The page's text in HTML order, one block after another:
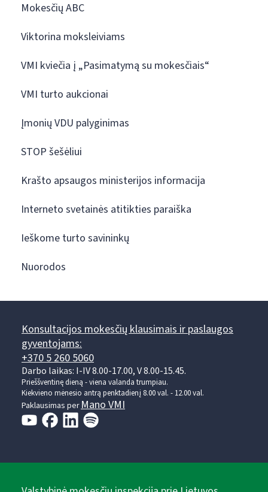
Mokesčių ABC
Viktorina moksleiviams
VMI kviečia į „Pasimatymą su mokesčiais“
VMI turto aukcionai
Įmonių VDU palyginimas
STOP šešėliui
Krašto apsaugos ministerijos informacija
Interneto svetainės atitikties paraiška
Ieškome turto savininkų
Nuorodos
Konsultacijos mokesčių klausimais ir paslaugos
gyventojams:
+370 5 260 5060
Darbo laikas: I-IV 8.00-17.00, V 8.00-15.45.
Prieššventinę dieną - viena valanda trumpiau.
Kiekvieno mėnesio antrą penktadienį 8.00 val. - 12.00 val.
Paklausimas perMano VMI